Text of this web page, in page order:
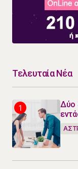
Τελευταία Νέα
Δύο